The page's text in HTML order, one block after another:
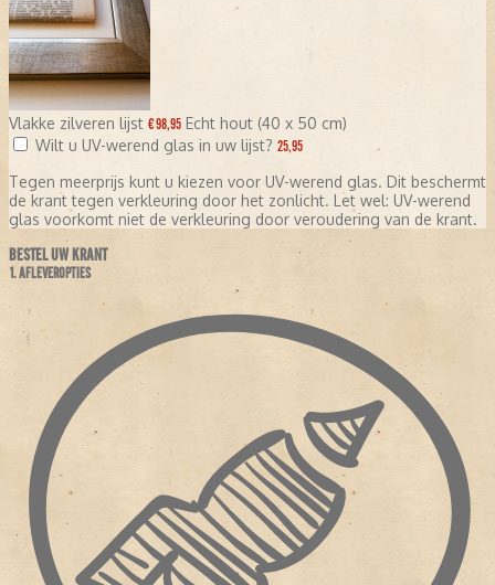
Vlakke zilveren lijst € 98,95 Echt hout (40 x 50 cm)
Wilt u UV-werend glas in uw lijst? 25,95
Tegen meerprijs kunt u kiezen voor UV-werend glas. Dit beschermt
de krant tegen verkleuring door het zonlicht. Let wel: UV-werend
glas voorkomt niet de verkleuring door veroudering van de krant.
BESTEL UW KRANT
1. AFLEVEROPTIES